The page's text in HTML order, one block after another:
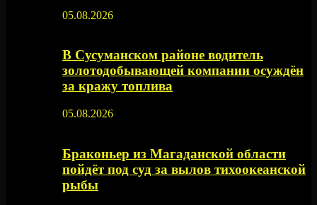
05.08.2026
В Сусуманском районе водитель
золотодобывающей компании осуждён
за кражу топлива
05.08.2026
Браконьер из Магаданской области
пойдёт под суд за вылов тихоокеанской
рыбы